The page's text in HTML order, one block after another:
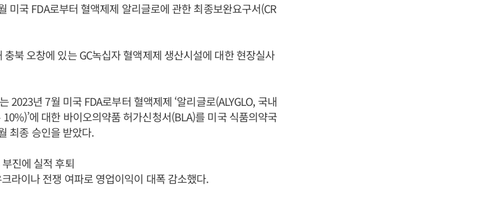
미국 FDA로부터 혈액제제 알리글로에 관한 최종보완요구서(CR
북 오창에 있는 GC녹십자 혈액제제 생산시설에 대한 현장실사
2023년 7월 미국 FDA로부터 혈액제제 ‘알리글로(ALYGLO, 국내
에 대한 바이오의약품 허가신청서(BLA)를 미국 식품의약국
최종 승인을 받았다.
진에 실적 후퇴
라이나 전쟁 여파로 영업이익이 대폭 감소했다.